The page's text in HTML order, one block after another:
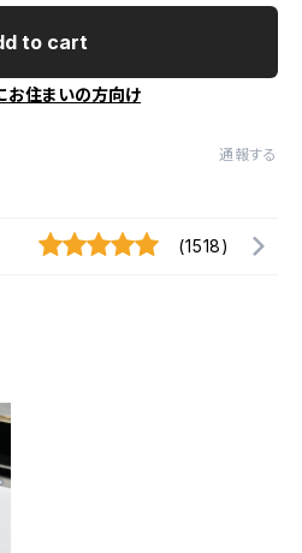
to cart
お住まいの方向け
通報する
(1518)